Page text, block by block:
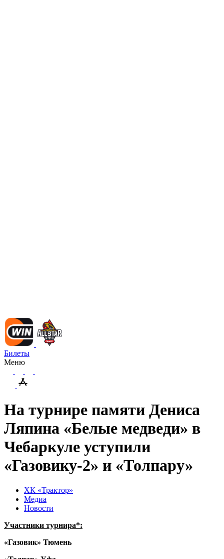
Билеты
Меню
На турнире памяти Дениса
Ляпина «Белые медведи» в
Чебаркуле уступили
«Газовику-2» и «Толпару»
ХК «Трактор»
Медиа
Новости
Участники турнира*:
«Газовик» Тюмень